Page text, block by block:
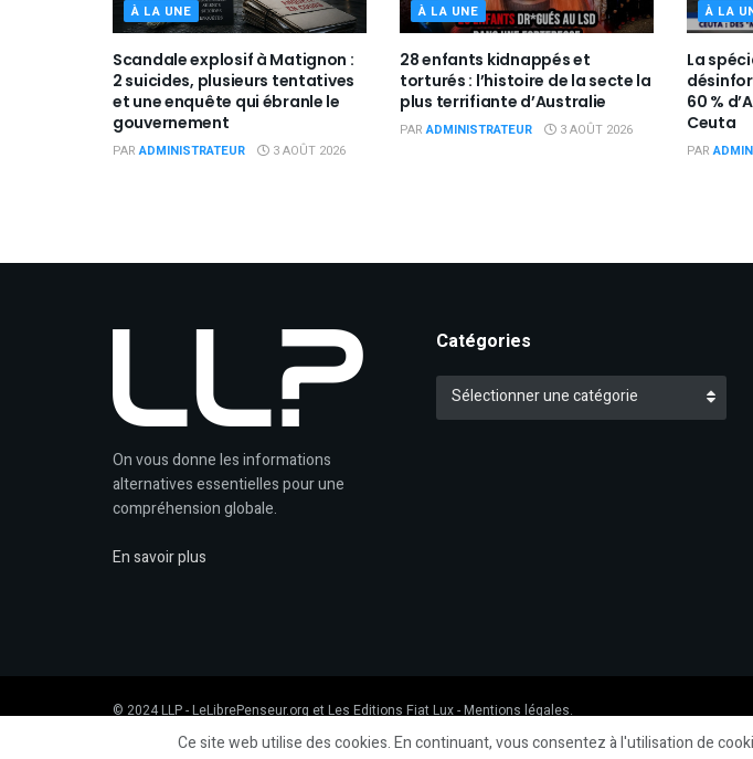
À LA UNE
Scandale explosif à Matignon :
2 suicides, plusieurs tentatives
et une enquête qui ébranle le
gouvernement
PAR ADMINISTRATEUR 3 AOÛT 2026
À LA UNE
28 enfants kidnappés et
torturés : l’histoire de la secte la
plus terrifiante d’Australie
PAR ADMINISTRATEUR 3 AOÛT 2026
À LA
La
60 %
Ceuta
PAR
On vous donne les informations
alternatives essentielles pour une
compréhension globale.
En savoir plus
Catégories
Catégories
Sélectionner une catégorie
© 2024LLP- LeLibrePenseur.org et Les Editions Fiat Lux-Mentions légales.
Ce site web utilise des cookies. En continuant, vous consentez à l'utilisation de